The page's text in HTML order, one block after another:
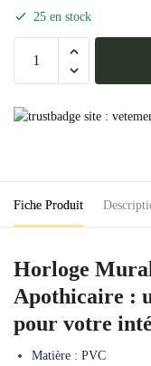
25 en stock
Murale
Fiche Produit
Horloge
Apothicaire :
pour votre
Matière : PVC